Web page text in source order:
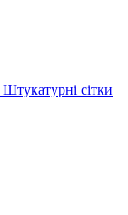
Штукатурні сітки